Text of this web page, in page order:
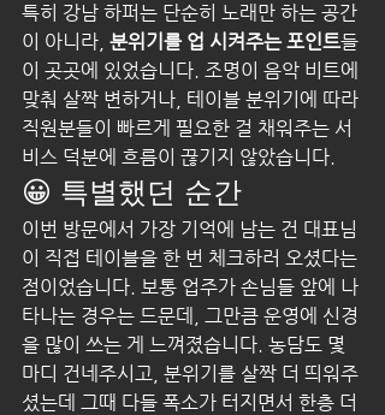
특히 강남 하퍼는 단순히 노래만 하는 공간
이 아니라, 분위기를 업 시켜주는 포인트들
이 곳곳에 있었습니다. 조명이 음악 비트에
맞춰 살짝 변하거나, 테이블 분위기에 따라
직원분들이 빠르게 필요한 걸 채워주는 서
비스 덕분에 흐름이 끊기지 않았습니다.
😀 특별했던 순간
이번 방문에서 가장 기억에 남는 건 대표님
이 직접 테이블을 한 번 체크하러 오셨다는
점이었습니다. 보통 업주가 손님들 앞에 나
타나는 경우는 드문데, 그만큼 운영에 신경
을 많이 쓰는 게 느껴졌습니다. 농담도 몇
마디 건네주시고, 분위기를 살짝 더 띄워주
셨는데 그때 다들 폭소가 터지면서 한층 더